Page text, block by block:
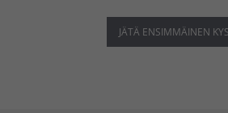
JÄTÄ ENSIMMÄINEN